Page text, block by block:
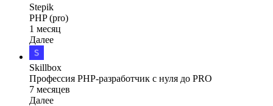
Stepik
PHP (pro)
1 месяц
Далее
Skillbox
Профессия PHP-разработчик с нуля до PRO
7 месяцев
Далее